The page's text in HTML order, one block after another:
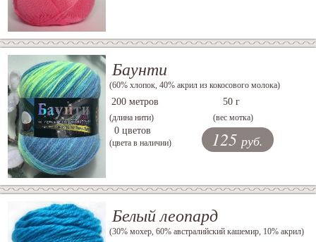
Баунти
(60% хлопок, 40% акрил из кокосового молока)
200 метров
(длина нити)
50 г
(вес мотка)
0 цветов
(цвета в наличии) 125 руб.
Белый леопард
(30% мохер, 60% австралийский кашемир, 10% акрил)